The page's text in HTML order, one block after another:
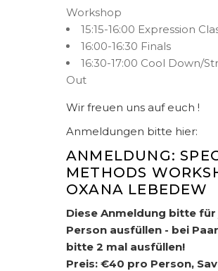
Workshop
15:15-16:00 Expression
16:00-16:30 Finals
16:30-17:00 Cool Down/
Out
Wir freuen uns auf euch !
Anmeldungen bitte hier:
ANMELDUNG:
METHODS
OXANA LEBEDEW
Diese Anmeldung bitte für
Person ausfüllen - bei
bitte 2 mal ausfüllen!
Preis: €40 pro Person,